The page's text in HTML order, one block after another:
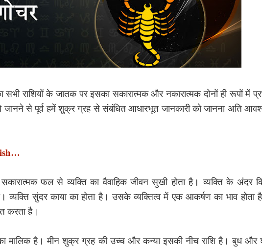
राशियों के जातक पर इसका सकारात्मक और नकारात्मक दोनों ही रूपों में
जानने से पूर्व हमें शुक्र ग्रह से संबंधित आधारभूत जानकारी को जानना अति
फल से व्यक्ति का वैवाहिक जीवन सुखी होता है। व्यक्ति के अंदर
व्यक्ति सुंदर काया का होता है। उसके व्यक्तित्व में एक आकर्षण का भाव होता
करता है।
मालिक है। मीन शुक्र ग्रह की उच्च और कन्या इसकी नीच राशि है। बुध और